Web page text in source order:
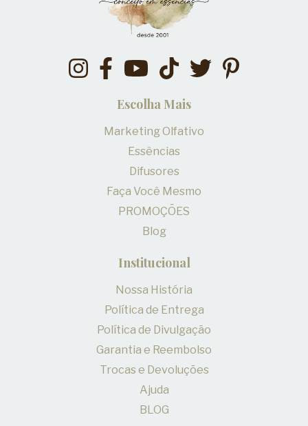
Escolha Mais
Marketing Olfativo
Essências
Difusores
Faça Você Mesmo
PROMOÇÕES
Blog
Institucional
Nossa História
Política de Entrega
Política de Divulgação
Garantia e Reembolso
Trocas e Devoluções
Ajuda
BLOG